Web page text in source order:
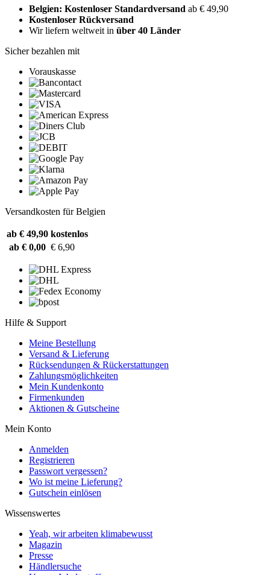
Belgien: Kostenloser Standardversand ab € 49,90
Kostenloser Rückversand
Wir liefern weltweit in über 40 Länder
Sicher bezahlen mit
Vorauskasse
Versandkosten für Belgien
ab € 49,90 kostenlos
ab € 0,00 € 6,90
Hilfe & Support
Meine Bestellung
Versand & Lieferung
Rücksendungen & Rückerstattungen
Zahlungsmöglichkeiten
Mein Kundenkonto
Firmenkunden
Aktionen & Gutscheine
Mein Konto
Anmelden
Registrieren
Passwort vergessen?
Wo ist meine Lieferung?
Gutschein einlösen
Wissenswertes
Yeah, wir arbeiten klimabewusst
Magazin
Presse
Händlersuche